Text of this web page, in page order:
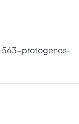
protogenes-